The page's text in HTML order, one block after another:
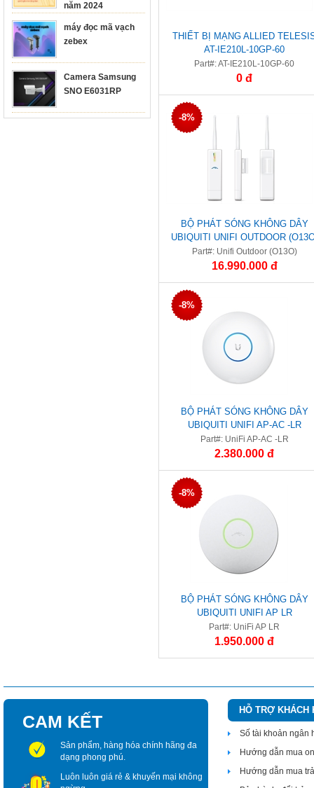
năm 2024
máy đọc mã vạch
zebex
Camera Samsung
SNO E6031RP
THIẾT BỊ MẠNG ALLIED
AT-IE210L-10GP-60
Part#: AT-IE210L-10GP-60
0 đ
-8%
BỘ PHÁT SÓNG KHÔNG DÂY
UBIQUITI UNIFI OUTDOOR
Part#: Unifi Outdoor (O13O)
16.990.000 đ
-8%
BỘ PHÁT SÓNG KHÔNG DÂY
UBIQUITI UNIFI AP-AC -LR
Part#: UniFi AP-AC -LR
2.380.000 đ
-8%
BỘ PHÁT SÓNG KHÔNG DÂY
UBIQUITI UNIFI AP LR
Part#: UniFi AP LR
1.950.000 đ
CAM KẾT
Sản phẩm, hàng hóa chính hãng đa
dạng phong phú.
Luôn luôn giá rẻ & khuyến mại không
HỖ TRỢ KHÁCH
Số tài khoản ngân
Hướng dẫn mua
Hướng dẫn mua